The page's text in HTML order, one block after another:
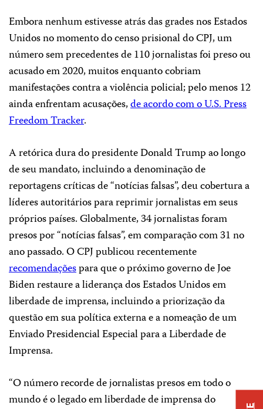
Embora nenhum estivesse atrás das grades nos Estados
Unidos no momento do censo prisional do CPJ, um
número sem precedentes de 110 jornalistas foi preso ou
acusado ​​em 2020, muitos enquanto cobriam
manifestações contra a violência policial; pelo menos 12
ainda enfrentam acusações,de acordo com o U.S. Press
Freedom Tracker.
A retórica dura do presidente Donald Trump ao longo
de seu mandato, incluindo a denominação de
reportagens críticas de “notícias falsas”, deu cobertura a
líderes autoritários para reprimir jornalistas em seus
próprios países. Globalmente, 34 jornalistas foram
presos por “notícias falsas”, em comparação com 31 no
ano passado. O CPJ publicou recentemente
recomendaçõespara que o próximo governo de Joe
Biden restaure a liderança dos Estados Unidos em
liberdade de imprensa, incluindo a priorização da
questão em sua política externa e a nomeação de um
Enviado Presidencial Especial para a Liberdade de
Imprensa.
“O número recorde de jornalistas presos em todo o
mundo é o legado em liberdade de imprensa do